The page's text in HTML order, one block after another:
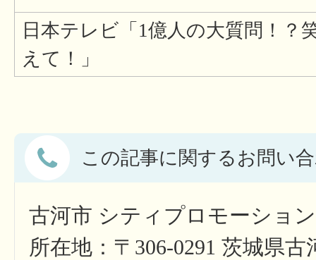
日本テレビ「1億人の大質問！？
えて！」
この記事に関するお問い
古河市 シティプロモーシ
所在地：〒306-0291 茨城県